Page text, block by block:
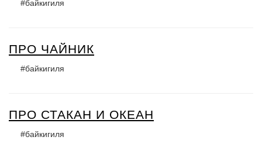
#байкигиля
ПРО ЧАЙНИК
#байкигиля
ПРО СТАКАН И ОКЕАН
#байкигиля